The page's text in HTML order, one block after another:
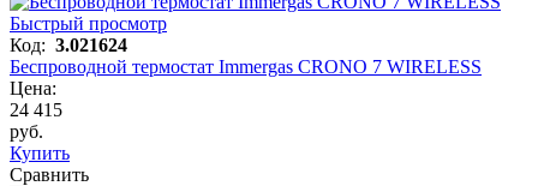
Быстрый просмотр
Код: 3.021624
Беспроводной термостат Immergas CRONO 7 WIRELESS
Цена:
24 415
руб.
Купить
Сравнить